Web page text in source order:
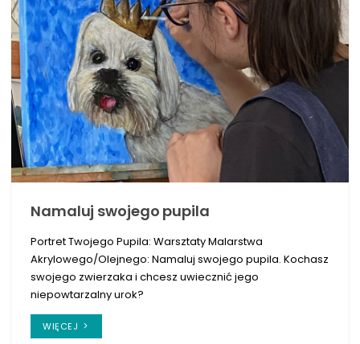
Namaluj swojego pupila
Portret Twojego Pupila: Warsztaty Malarstwa
Akrylowego/Olejnego: Namaluj swojego pupila. Kochasz
swojego zwierzaka i chcesz uwiecznić jego
niepowtarzalny urok?
WIĘCEJ